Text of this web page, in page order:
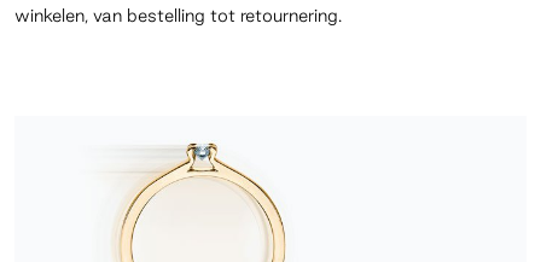
winkelen, van bestelling tot retournering.